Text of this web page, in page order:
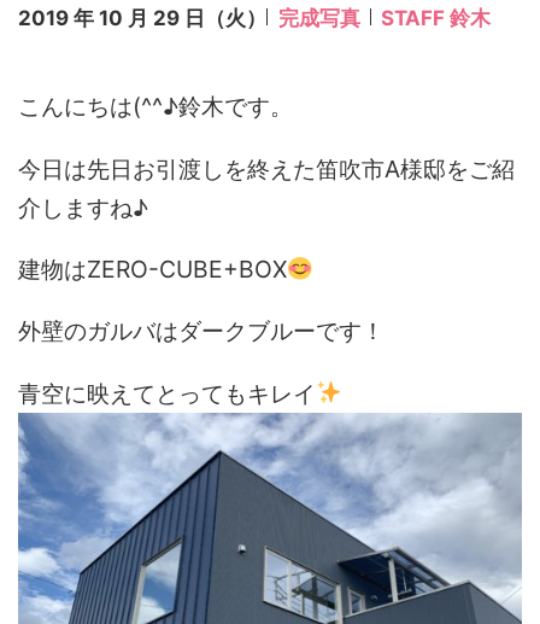
2019 年 10 月 29 日（火） 完成写真 STAFF 鈴木
こんにちは(^^♪鈴木です。
今日は先日お引渡しを終えた笛吹市A様邸をご紹
介しますね♪
建物はZERO-CUBE+BOX
外壁のガルバはダークブルーです！
青空に映えてとってもキレイ